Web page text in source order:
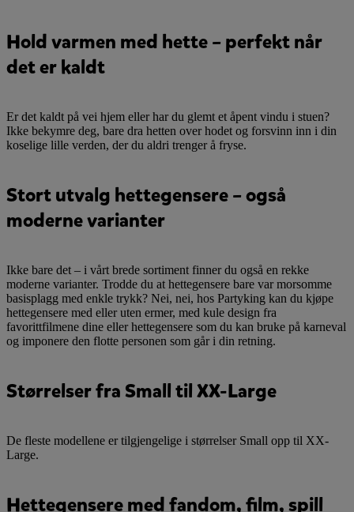
Hold varmen med hette – perfekt når
det er kaldt
Er det kaldt på vei hjem eller har du glemt et åpent vindu i stuen?
Ikke bekymre deg, bare dra hetten over hodet og forsvinn inn i din
koselige lille verden, der du aldri trenger å fryse.
Stort utvalg hettegensere – også
moderne varianter
Ikke bare det – i vårt brede sortiment finner du også en rekke
moderne varianter. Trodde du at hettegensere bare var morsomme
basisplagg med enkle trykk? Nei, nei, hos Partyking kan du kjøpe
hettegensere med eller uten ermer, med kule design fra
favorittfilmene dine eller hettegensere som du kan bruke på karneval
og imponere den flotte personen som går i din retning.
Størrelser fra Small til XX-Large
De fleste modellene er tilgjengelige i størrelser Small opp til XX-
Large.
Hettegensere med fandom, film, spill